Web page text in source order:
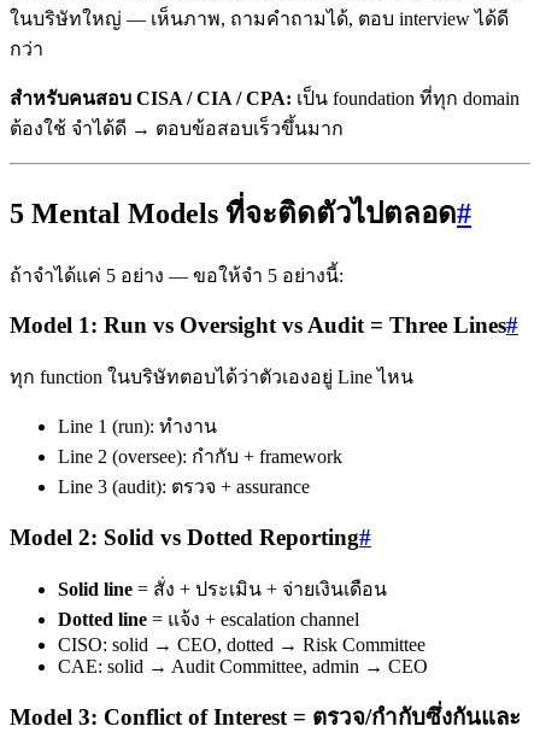
ในบริษัทใหญ่ — เห็นภาพ, ถามคำถามได้, ตอบ interview ได้ดี
กว่า
สำหรับคนสอบ CISA / CIA / CPA: เป็น foundation ที่ทุก domain
ต้องใช้ จำได้ดี → ตอบข้อสอบเร็วขึ้นมาก
5 Mental Models ที่จะติดตัวไปตลอด#
ถ้าจำได้แค่ 5 อย่าง — ขอให้จำ 5 อย่างนี้:
Model 1: Run vs Oversight vs Audit = Three Lines#
ทุก function ในบริษัทตอบได้ว่าตัวเองอยู่ Line ไหน
Line 1 (run): ทำงาน
Line 2 (oversee): กำกับ + framework
Line 3 (audit): ตรวจ + assurance
Model 2: Solid vs Dotted Reporting#
Solid line = สั่ง + ประเมิน + จ่ายเงินเดือน
Dotted line = แจ้ง + escalation channel
CISO: solid → CEO, dotted → Risk Committee
CAE: solid → Audit Committee, admin → CEO
Model 3: Conflict of Interest = ตรวจ/กำกับซึ่งกันและ